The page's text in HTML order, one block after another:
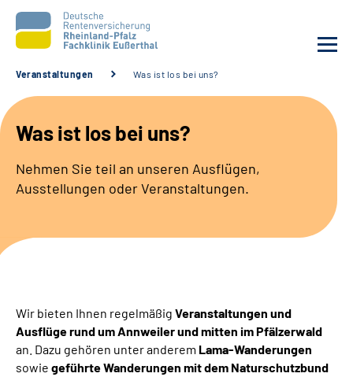
Unsere Klinik
Unsere Angebote
Ihre Rehabilitation
Suche
Veranstaltungen Was ist los bei uns?
Was ist los bei uns?
Nehmen Sie teil an unseren Ausflügen,
Ausstellungen oder Veranstaltungen.
Wir bieten Ihnen regelmäßig Veranstaltungen und
Ausflüge rund um Annweiler und mitten im Pfälzerwald
an. Dazu gehören unter anderem Lama-Wanderungen
sowie geführte Wanderungen mit dem Naturschutzbund